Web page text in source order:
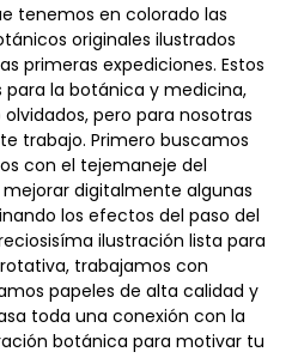
tenemos en colorado las
originales ilustrados
primeras expediciones. Estos
para la botánica y medicina,
pero para nosotras
trabajo. Primero buscamos
con el tejemaneje del
digitalmente algunas
los efectos del paso del
ilustración lista para
trabajamos con
papeles de alta calidad y
toda una conexión con la
botánica para motivar tu